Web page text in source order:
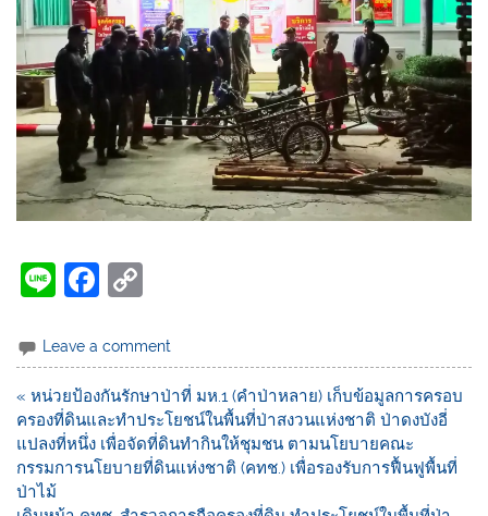
Li
e
F
c
e
b
o
p
y
Li
n
Leave a comment
« หน่วยป้องกันรักษาป่าที่ มห.1 (คำป่าหลาย) เก็บข้อมูลการครอบ
ครองที่ดินและทำประโยชน์ในพื้นที่ป่าสงวนแห่งชาติ ป่าดงบังอี่
แปลงที่หนึ่ง เพื่อจัดที่ดินทำกินให้ชุมชน ตามนโยบายคณะ
กรรมการนโยบายที่ดินแห่งชาติ (คทช.) เพื่อรองรับการฟื้นฟูพื้นที่
ป่าไม้